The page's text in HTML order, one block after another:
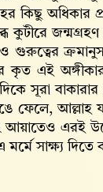
কিছু
কুটীরে
ও গুরুত্বের
কৃত এই
সূরা
ফেলে, আল্লাহ‌
আয়াতেও এরই
সাক্ষ্য